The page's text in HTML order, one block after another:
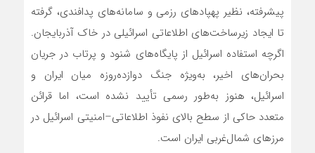
پیشرفته، نظیر پهپادهای رزمی و سامانه‌های پدافندی، گرفته
تا ایجاد زیرساخت‌های اطلاعاتی اسرائیلی در خاک آذربایجان.
اگرچه استفاده اسرائیل از پایگاه‌های شنود و پرتاب در جریان
بحران‌های اخیر، به‌ویژه جنگ دوازده‌روزه میان ایران و
اسرائیل، هنوز به‌طور رسمی تأیید نشده است، اما قرائن
متعدد حاکی از سطح بالای نفوذ اطلاعاتی–امنیتی اسرائیل در
مرزهای شمال‌غربی ایران است.